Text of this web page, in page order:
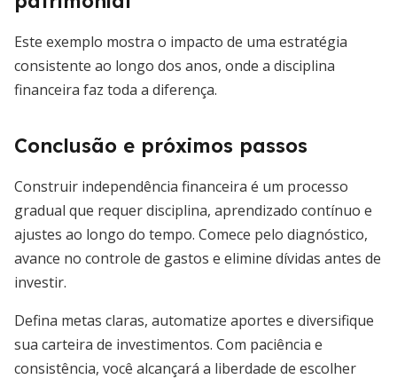
Este exemplo mostra o impacto de uma estratégia
consistente ao longo dos anos, onde a disciplina
financeira faz toda a diferença.
Conclusão e próximos passos
Construir independência financeira é um processo
gradual que requer disciplina, aprendizado contínuo e
ajustes ao longo do tempo. Comece pelo diagnóstico,
avance no controle de gastos e elimine dívidas antes de
investir.
Defina metas claras, automatize aportes e diversifique
sua carteira de investimentos. Com paciência e
consistência, você alcançará a liberdade de escolher